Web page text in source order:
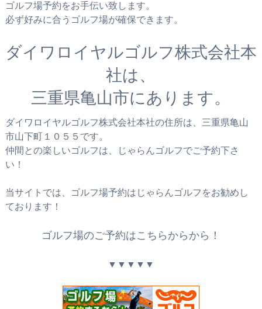
ゴルフ場予約をお手伝い致します。
必ず好みに合うゴルフ場が確保できます。
ダイワロイヤルゴルフ株式会社本
社は、
三重県亀山市にあります。
ダイワロイヤルゴルフ株式会社本社の住所は、三重県亀山
市山下町１０５５です。
仲間との楽しいゴルフは、じゃらんゴルフでご予約下さ
い！
当サイトでは、ゴルフ場予約はじゃらんゴルフをお勧めし
ております！
ゴルフ場のご予約はこちらからから！
▼▼▼▼▼